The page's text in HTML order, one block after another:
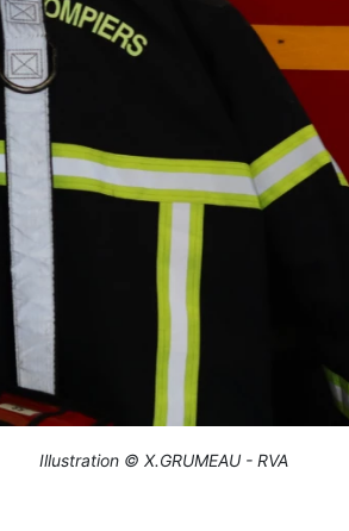
Illustration © X.GRUMEAU - RVA